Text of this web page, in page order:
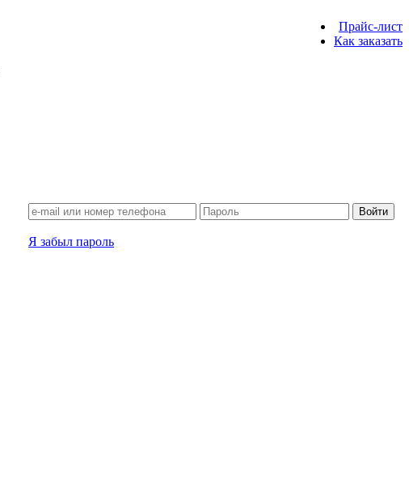
Прайс-лист
Как заказать
Войти
Я забыл пароль